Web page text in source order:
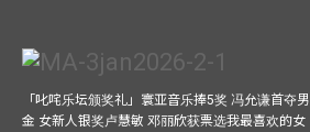
「叱咤乐坛颁奖礼」寰亚音乐捧5奖 冯允谦首夺男
金 女新人银奖卢慧敏 邓丽欣获票选我最喜欢的女